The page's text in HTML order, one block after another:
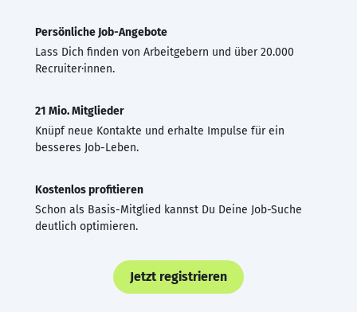
Persönliche Job-Angebote
Lass Dich finden von Arbeitgebern und über 20.000
Recruiter·innen.
21 Mio. Mitglieder
Knüpf neue Kontakte und erhalte Impulse für ein
besseres Job-Leben.
Kostenlos profitieren
Schon als Basis-Mitglied kannst Du Deine Job-Suche
deutlich optimieren.
Jetzt registrieren